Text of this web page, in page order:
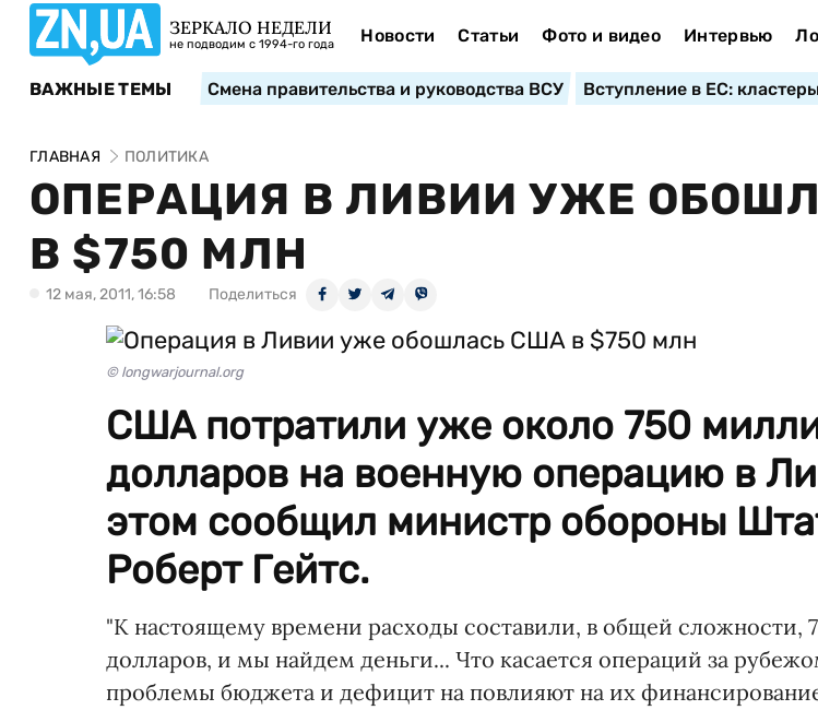
ЗЕРКАЛО НЕДЕЛИ
не подводим с 1994-го года Новости Статьи Фото и видео Интервью
ВАЖНЫЕ ТЕМЫ Смена правительства и руководства ВСУ Вступление в ЕС:
ГЛАВНАЯ ПОЛИТИКА
ОПЕРАЦИЯ В ЛИВИИ УЖЕ
В $750 МЛН
12 мая, 2011, 16:58 Поделиться
© longwarjournal.org
США потратили уже около 750
долларов на военную операцию в
этом сообщил министр обороны
Роберт Гейтс.
"К настоящему времени расходы составили, в общей сложности,
долларов, и мы найдем деньги... Что касается операций за
проблемы бюджета и дефицит на повлияют на их